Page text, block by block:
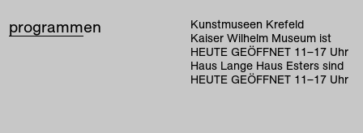
programmen
Kunstmuseen Krefeld
Kaiser Wilhelm Museum ist
HEUTE GEÖFFNET 11–17 Uhr
Haus Lange Haus Esters sind
HEUTE GEÖFFNET 11–17 Uhr